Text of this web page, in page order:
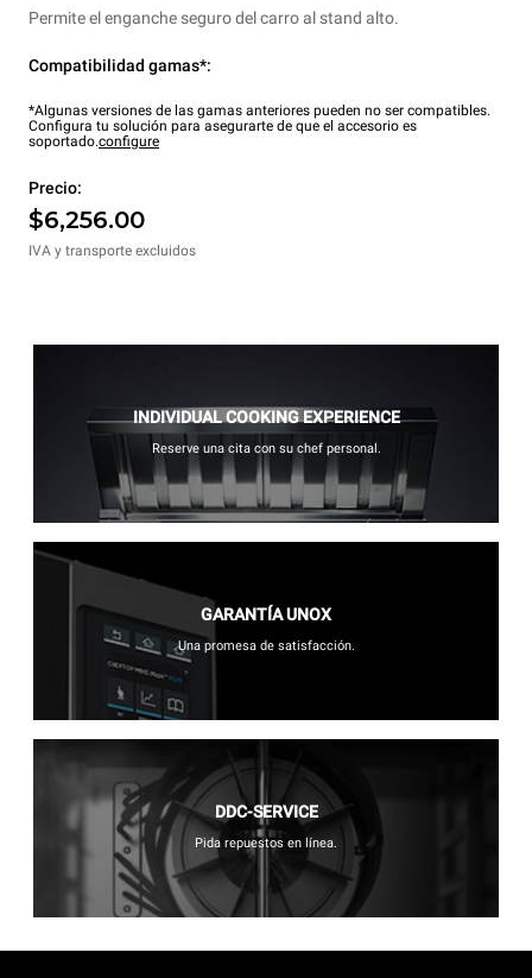
Permite el enganche seguro del carro al stand alto.
Compatibilidad gamas*:
*Algunas versiones de las gamas anteriores pueden no ser compatibles.
Configura tu solución para asegurarte de que el accesorio es
soportado.configure
Precio:
$6,256.00
IVA y transporte excluidos
INDIVIDUAL COOKING EXPERIENCE
Reserve una cita con su chef personal.
GARANTÍA UNOX
Una promesa de satisfacción.
DDC-SERVICE
Pida repuestos en línea.